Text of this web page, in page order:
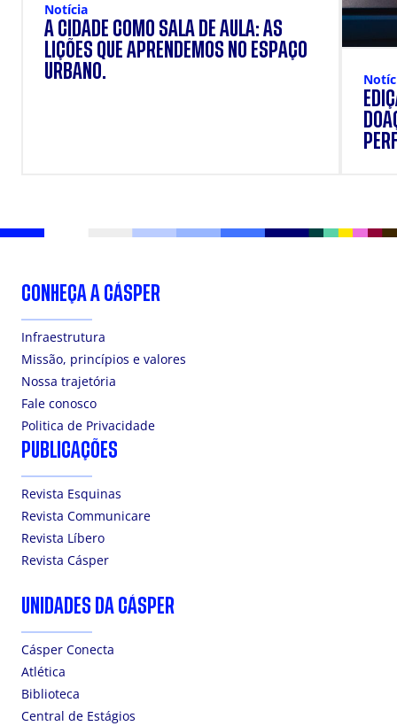
Notícia
A CIDADE COMO SALA DE AULA: AS
LIÇÕES QUE APRENDEMOS NO ESPAÇO
URBANO.
CONHEÇA A CÁSPER
Infraestrutura
Missão, princípios e valores
Nossa trajetória
Fale conosco
Politica de Privacidade
PUBLICAÇÕES
Revista Esquinas
Revista Communicare
Revista Líbero
Revista Cásper
UNIDADES DA CÁSPER
Cásper Conecta
Atlética
Biblioteca
Central de Estágios